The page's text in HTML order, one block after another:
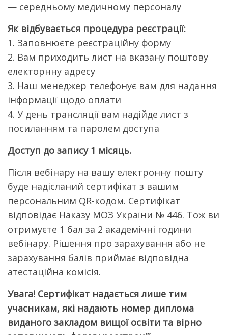
— середньому медичному персоналу
Як відбувається процедура реєстрації:
1. Заповнюєте реєстраційну форму
2. Вам приходить лист на вказану поштову
електорнну адресу
3. Наш менеджер телефонує вам для надання
інформації щодо оплати
4. У день трансляції вам надійде лист з
посиланням та паролем доступа
Доступ до запису 1 місяць.
Після вебінару на вашу електронну пошту
буде надісланий сертифікат з вашим
персональним QR-кодом. Сертифікат
відповідає Наказу МОЗ України № 446. Тож ви
отримуєте 1 бал за 2 академічні години
вебінару. Рішення про зарахування або не
зарахування балів приймає відповідна
атестаційна комісія.
Увага! Сертифікат надається лише тим
учасникам, які надають номер диплома
виданого закладом вищої освіти та вірно